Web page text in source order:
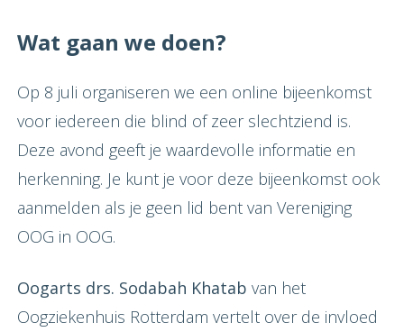
Wat gaan we doen?
Op 8 juli organiseren we een online bijeenkomst
voor iedereen die blind of zeer slechtziend is.
Deze avond geeft je waardevolle informatie en
herkenning. Je kunt je voor deze bijeenkomst ook
aanmelden als je geen lid bent van Vereniging
OOG in OOG.
Oogarts drs. Sodabah Khatab van het
Oogziekenhuis Rotterdam vertelt over de invloed